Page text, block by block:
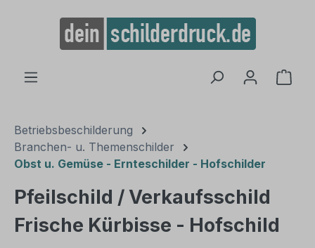
springen
Betriebsbeschilderung
Branchen- u. Themenschilder
Obst u. Gemüse - Ernteschilder - Hofschilder
Pfeilschild / Verkaufsschild
Frische Kürbisse - Hofschild